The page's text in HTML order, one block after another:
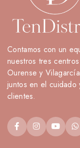
Contamos con un
nuestros tres
Ourense y
juntos en el cuidado
clientes.